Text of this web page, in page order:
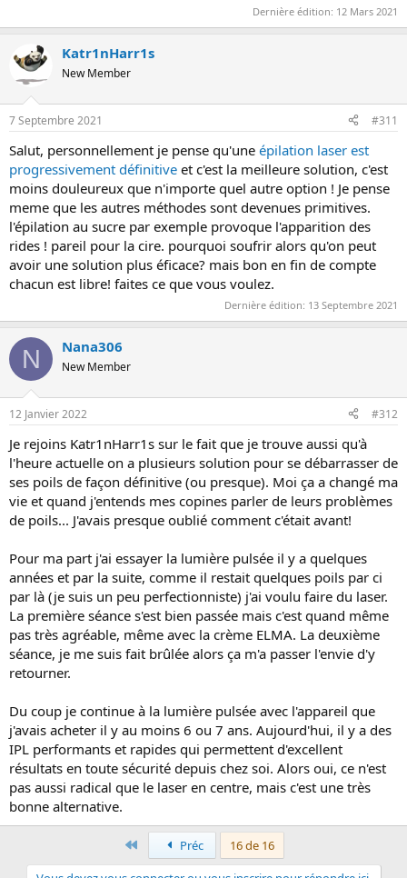
Dernière édition: 12 Mars 2021
Katr1nHarr1s
New Member
7 Septembre 2021 #311
Salut, personnellement je pense qu'une épilation laser est
progressivement définitive et c'est la meilleure solution, c'est
moins douleureux que n'importe quel autre option ! Je pense
meme que les autres méthodes sont devenues primitives.
l'épilation au sucre par exemple provoque l'apparition des
rides ! pareil pour la cire. pourquoi soufrir alors qu'on peut
avoir une solution plus éficace? mais bon en fin de compte
chacun est libre! faites ce que vous voulez.
Dernière édition: 13 Septembre 2021
N Nana306
New Member
12 Janvier 2022 #312
Je rejoins Katr1nHarr1s sur le fait que je trouve aussi qu'à
l'heure actuelle on a plusieurs solution pour se débarrasser de
ses poils de façon définitive (ou presque). Moi ça a changé ma
vie et quand j'entends mes copines parler de leurs problèmes
de poils... J'avais presque oublié comment c'était avant!
Pour ma part j'ai essayer la lumière pulsée il y a quelques
années et par la suite, comme il restait quelques poils par ci
par là (je suis un peu perfectionniste) j'ai voulu faire du laser.
La première séance s'est bien passée mais c'est quand même
pas très agréable, même avec la crème ELMA. La deuxième
séance, je me suis fait brûlée alors ça m'a passer l'envie d'y
retourner.
Du coup je continue à la lumière pulsée avec l'appareil que
j'avais acheter il y au moins 6 ou 7 ans. Aujourd'hui, il y a des
IPL performants et rapides qui permettent d'excellent
résultats en toute sécurité depuis chez soi. Alors oui, ce n'est
pas aussi radical que le laser en centre, mais c'est une très
bonne alternative.
PremierPréc
16 de 16